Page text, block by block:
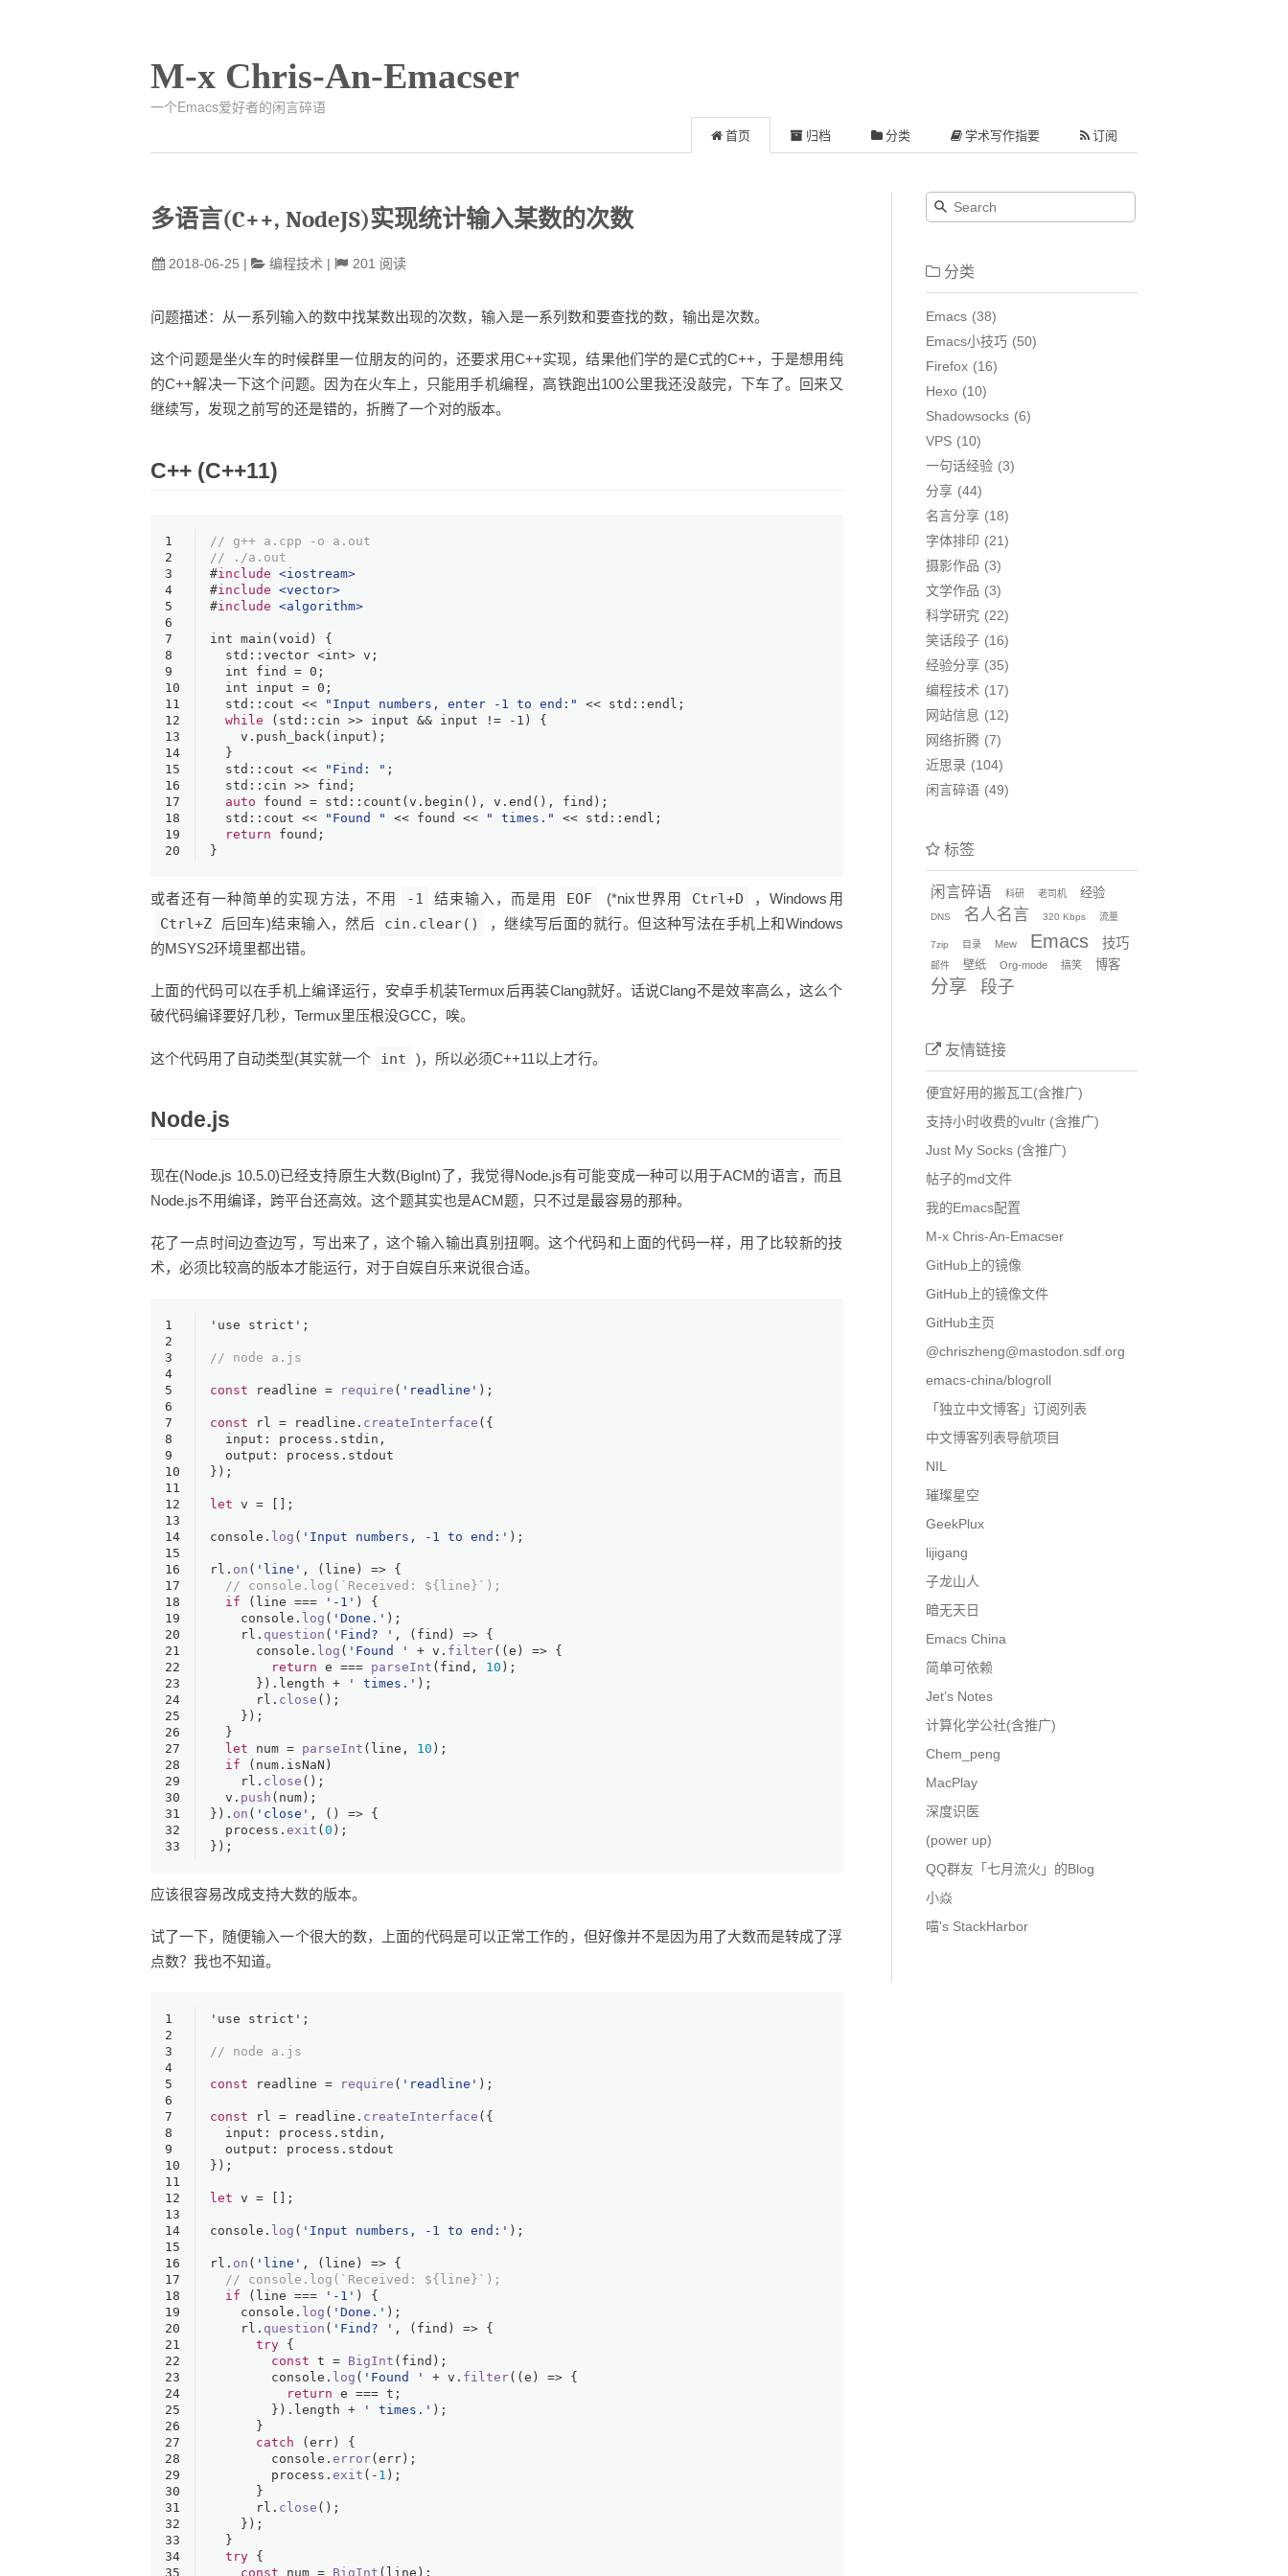
M-x Chris-An-Emacser
一个Emacs爱好者的闲言碎语
首页 归档 分类 学术写作指要 订阅
多语言(C++, NodeJS)实现统计输入某数的次数
2018-06-25 | 编程技术 | 201 阅读
问题描述：从一系列输入的数中找某数出现的次数，输入是一系列数和要查找的数，输出是次数。
这个问题是坐火车的时候群里一位朋友的问的，还要求用C++实现，结果他们学的是C式的C++，于是想用纯
的C++解决一下这个问题。因为在火车上，只能用手机编程，高铁跑出100公里我还没敲完，下车了。回来又
继续写，发现之前写的还是错的，折腾了一个对的版本。
C++ (C++11)
1
2
3
4
5
6
7
8
9
10
11
12
13
14
15
16
17
18
19
20
// g++ a.cpp -o a.out
// ./a.out
#include <iostream>
#include <vector>
#include <algorithm>
int main (void )
{
  std::vector <
int> v;
int find = 0 ;
int input = 0 ;
  std::cout <<
"Input numbers, enter -1 to end:"
<< std::endl;
while (std::cin >> input && input != -1 ) {
    v.
push_back (input);
  }
  std::cout <<
"Find: " ;
  std::cin >> find;
auto found = std:: count (v. begin (), v. end (), find);
  std::cout <<
"Found " << found << " times."
<< std::endl;
return found;
}
或者还有一种简单的实现方法，不用 -1 结束输入，而是用 EOF (*nix世界用 Ctrl+D ，Windows用
Ctrl+Z 后回车)结束输入，然后 cin.clear()
，继续写后面的就行。但这种写法在手机上和Windows
的MSYS2环境里都出错。
上面的代码可以在手机上编译运行，安卓手机装Termux后再装Clang就好。话说Clang不是效率高么，这么个
破代码编译要好几秒，Termux里压根没GCC，唉。
这个代码用了自动类型(其实就一个 int )，所以必须C++11以上才行。
Node.js
现在(Node.js 10.5.0)已经支持原生大数(BigInt)了，我觉得Node.js有可能变成一种可以用于ACM的语言，而且
Node.js不用编译，跨平台还高效。这个题其实也是ACM题，只不过是最容易的那种。
花了一点时间边查边写，写出来了，这个输入输出真别扭啊。这个代码和上面的代码一样，用了比较新的技
术，必须比较高的版本才能运行，对于自娱自乐来说很合适。
1
2
3
4
5
6
7
8
9
10
11
12
13
14
15
16
17
18
19
20
21
22
23
24
25
26
27
28
29
30
31
32
33
'use strict' ;
// node a.js
const readline = require ( 'readline' );
const rl = readline. createInterface ({
input : process. stdin ,
output : process. stdout
});
let v = [];
console . log ( 'Input numbers, -1 to end:' );
rl. on ( 'line' , ( line ) => {
// console.log(`Received: ${line}`);
if (line === '-1' ) {
console . log ( 'Done.' );
    rl.
question ( 'Find? ' , ( find ) => {
console . log ( 'Found ' + v. filter( ( e ) => {
return e === parseInt (find, 10 );
      }).
length + ' times.' );
      rl.
close ();
    });
  }
let num = parseInt (line, 10 );
if (num. isNaN )
    rl.
close ();
  v.
push (num);
}). on ( 'close' , () => {
  process.
exit ( 0 );
});
应该很容易改成支持大数的版本。
试了一下，随便输入一个很大的数，上面的代码是可以正常工作的，但好像并不是因为用了大数而是转成了浮
点数？我也不知道。
1
2
3
4
5
6
7
8
9
10
11
12
13
14
15
16
17
18
19
20
21
22
23
24
25
26
27
28
29
30
31
32
33
34
35
'use strict' ;
// node a.js
const readline = require ( 'readline' );
const rl = readline. createInterface ({
input : process. stdin ,
output : process. stdout
});
let v = [];
console . log ( 'Input numbers, -1 to end:' );
rl. on ( 'line' , ( line ) => {
// console.log(`Received: ${line}`);
if (line === '-1' ) {
console . log ( 'Done.' );
    rl.
question ( 'Find? ' , ( find ) => {
try {
const t = BigInt (find);
console . log ( 'Found ' + v. filter( ( e ) => {
return e === t;
        }).
length + ' times.' );
      }
catch (err) {
console . error(err);
        process.
exit (- 1 );
      }
      rl.
close ();
    });
  }
try {
const num = BigInt (line);
分类
Emacs
38
Emacs小技巧
50
Firefox
16
Hexo
10
Shadowsocks
6
VPS
10
一句话经验
3
分享
44
名言分享
18
字体排印
21
摄影作品
3
文学作品
3
科学研究
22
笑话段子
16
经验分享
35
编程技术
17
网站信息
12
网络折腾
7
近思录
104
闲言碎语
49
标签
闲言碎语 科研 老司机 经验
DNS 名人名言 320 Kbps 流量
7zip 目录 Mew Emacs 技巧
邮件 壁纸 Org-mode 搞笑 博客
分享 段子
友情链接
便宜好用的搬瓦工(含推广)
支持小时收费的vultr (含推广)
Just My Socks (含推广)
帖子的md文件
我的Emacs配置
M-x Chris-An-Emacser
GitHub上的镜像
GitHub上的镜像文件
GitHub主页
@chriszheng@mastodon.sdf.org
emacs-china/blogroll
「独立中文博客」订阅列表
中文博客列表导航项目
NIL
璀璨星空
GeekPlux
lijigang
子龙山人
暗无天日
Emacs China
简单可依赖
Jet’s Notes
计算化学公社(含推广)
Chem_peng
MacPlay
深度识医
(power up)
QQ群友「七月流火」的Blog
小焱
喵's StackHarbor